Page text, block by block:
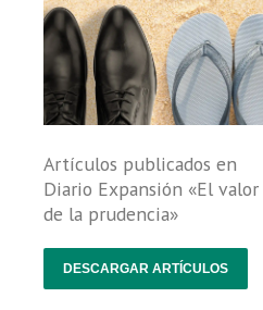
Artículos publicados en
Diario Expansión «El valor
de la prudencia»
DESCARGAR ARTÍCULOS